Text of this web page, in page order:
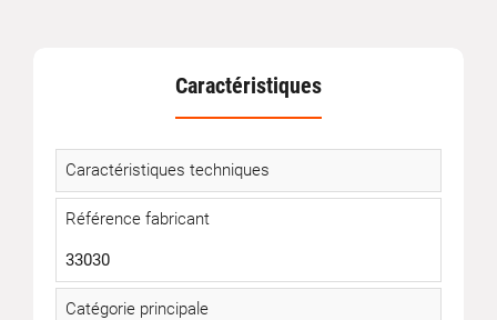
Caractéristiques
Caractéristiques techniques
Référence fabricant
33030
Catégorie principale